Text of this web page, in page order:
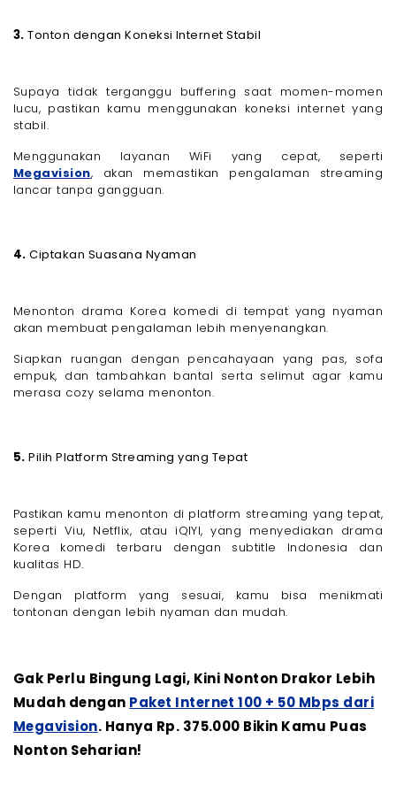
3.Tonton dengan Koneksi Internet Stabil
Supaya tidak terganggu buffering saat momen-momen
lucu, pastikan kamu menggunakan koneksi internet yang
stabil.
Menggunakan layanan WiFi yang cepat, seperti
Megavision, akan memastikan pengalaman streaming
lancar tanpa gangguan.
4.Ciptakan Suasana Nyaman
Menonton drama Korea komedi di tempat yang nyaman
akan membuat pengalaman lebih menyenangkan.
Siapkan ruangan dengan pencahayaan yang pas, sofa
empuk, dan tambahkan bantal serta selimut agar kamu
merasa cozy selama menonton.
5.Pilih Platform Streaming yang Tepat
Pastikan kamu menonton di platform streaming yang tepat,
seperti Viu, Netflix, atau iQIYI, yang menyediakan drama
Korea komedi terbaru dengan subtitle Indonesia dan
kualitas HD.
Dengan platform yang sesuai, kamu bisa menikmati
tontonan dengan lebih nyaman dan mudah.
Gak Perlu Bingung Lagi, Kini Nonton Drakor Lebih
Mudah dengan Paket Internet 100 + 50 Mbps dari
Megavision. Hanya Rp. 375.000 Bikin Kamu Puas
Nonton Seharian!